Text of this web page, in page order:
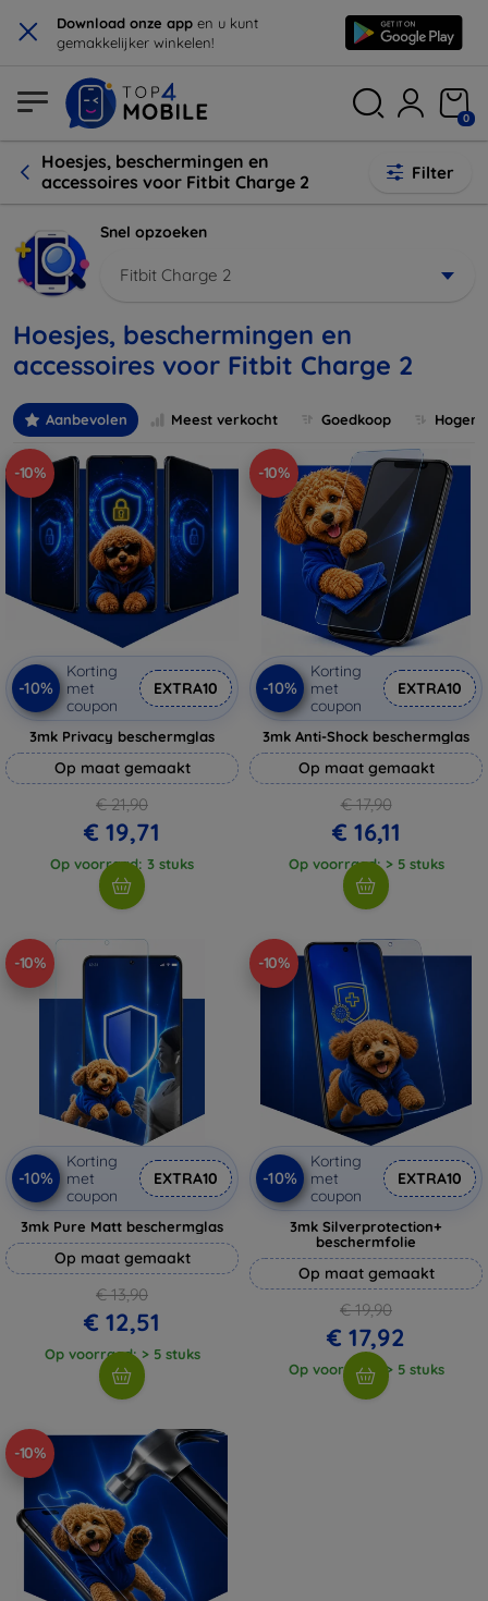
× Download onze app en u kunt
gemakkelijker winkelen!
0
Hoesjes, beschermingen en
accessoires voor Fitbit Charge 2
Filter
Snel opzoeken
Fitbit Charge 2
Hoesjes, beschermingen en
accessoires voor Fitbit Charge 2
Aanbevolen Meest verkocht Goedkoop
-10%
-10%
Korting
met
coupon
EXTRA10
3mk Privacy beschermglas
Op maat gemaakt
€ 21,90
€ 19,71
Op voorraad: 3 stuks
-10%
-10%
Korting
met
coupon
EXTRA10
3mk Anti-Shock beschermglas
Op maat gemaakt
€ 17,90
€ 16,11
Op voorraad: > 5 stuks
-10%
-10%
Korting
met
coupon
EXTRA10
3mk Pure Matt beschermglas
Op maat gemaakt
€ 13,90
€ 12,51
Op voorraad: > 5 stuks
-10%
-10%
Korting
met
coupon
EXTRA10
3mk Silverprotection+
beschermfolie
Op maat gemaakt
€ 19,90
€ 17,92
Op voorraad: > 5 stuks
-10%